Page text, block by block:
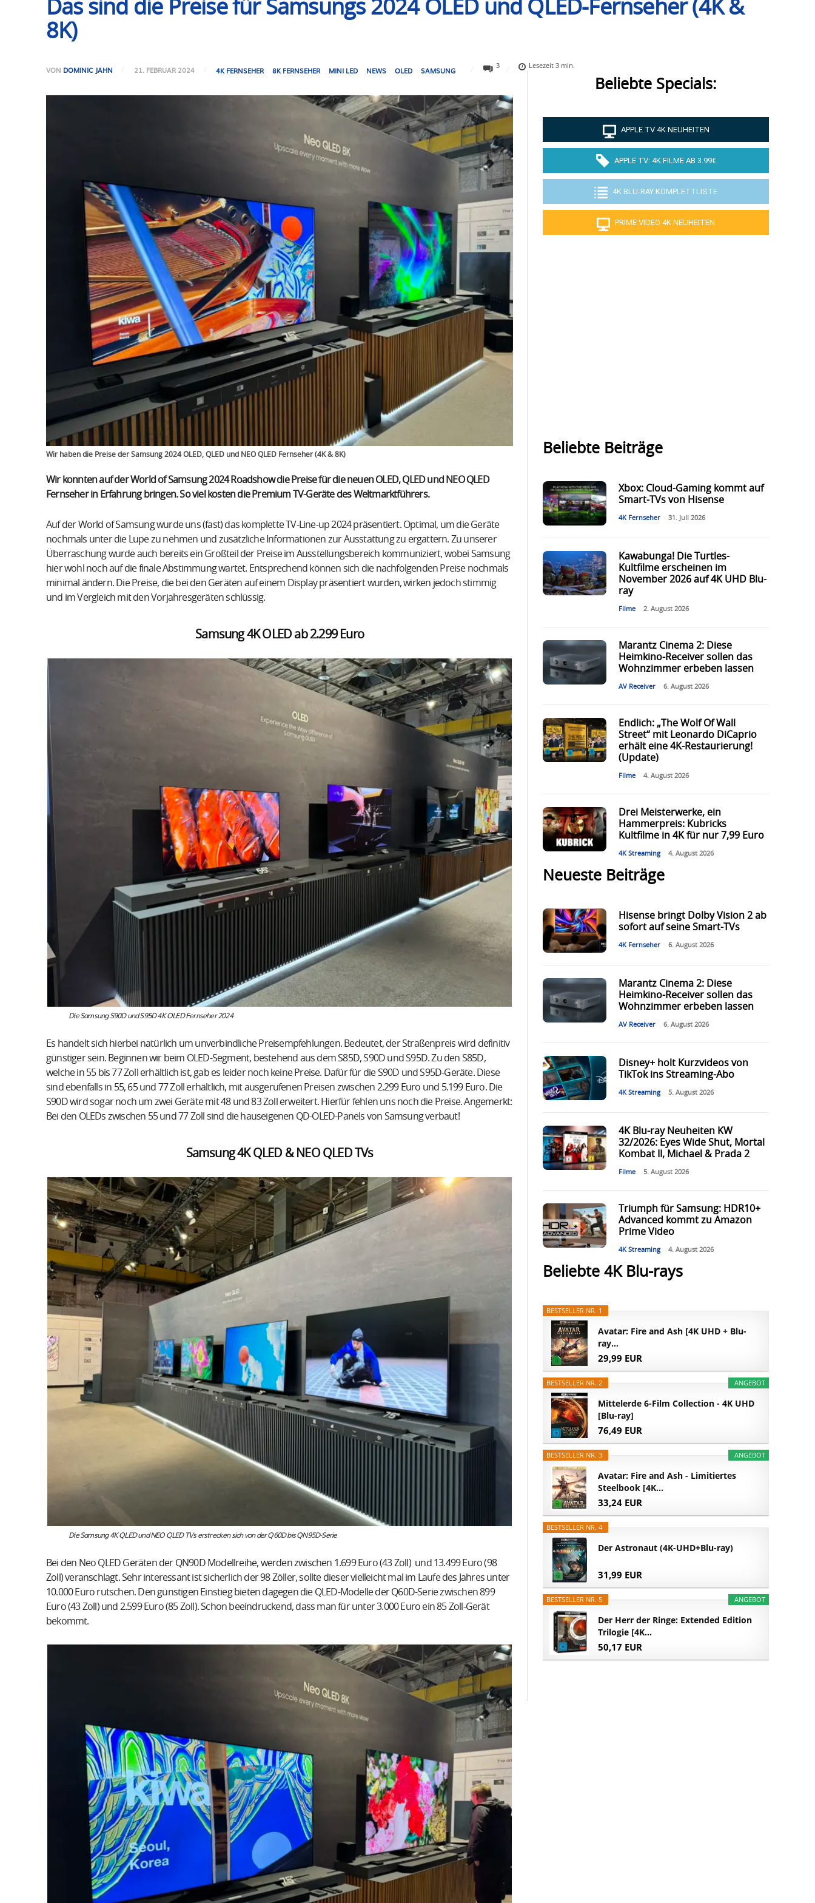
Das sind die Preise für Samsungs 2024 OLED und QLED-Fernseher (4K &
8K)
VON DOMINIC JAHN 21. FEBRUAR 2024 4K FERNSEHER 8K FERNSEHER MINI LED NEWS OLED SAMSUNG
3 Lesezeit3 min.
Wir haben die Preise der Samsung 2024 OLED, QLED und NEO QLED Fernseher (4K & 8K)
Wir konnten auf der World of Samsung 2024 Roadshow die Preise für die neuen OLED, QLED und NEO QLED
Fernseher in Erfahrung bringen. So viel kosten die Premium TV-Geräte des Weltmarktführers.
Auf der World of Samsung wurde uns (fast) das komplette TV-Line-up 2024 präsentiert. Optimal, um die Geräte
nochmals unter die Lupe zu nehmen und zusätzliche Informationen zur Ausstattung zu ergattern. Zu unserer
Überraschung wurde auch bereits ein Großteil der Preise im Ausstellungsbereich kommuniziert, wobei Samsung
hier wohl noch auf die finale Abstimmung wartet. Entsprechend können sich die nachfolgenden Preise nochmals
minimal ändern. Die Preise, die bei den Geräten auf einem Display präsentiert wurden, wirken jedoch stimmig
und im Vergleich mit den Vorjahresgeräten schlüssig.
Samsung 4K OLED ab 2.299 Euro
Die Samsung S90D und S95D 4K OLED Fernseher 2024
Es handelt sich hierbei natürlich um unverbindliche Preisempfehlungen. Bedeutet, der Straßenpreis wird definitiv
günstiger sein. Beginnen wir beim OLED-Segment, bestehend aus dem S85D, S90D und S95D. Zu den S85D,
welche in 55 bis 77 Zoll erhältlich ist, gab es leider noch keine Preise. Dafür für die S90D und S95D-Geräte. Diese
sind ebenfalls in 55, 65 und 77 Zoll erhältlich, mit ausgerufenen Preisen zwischen 2.299 Euro und 5.199 Euro. Die
S90D wird sogar noch um zwei Geräte mit 48 und 83 Zoll erweitert. Hierfür fehlen uns noch die Preise. Angemerkt:
Bei den OLEDs zwischen 55 und 77 Zoll sind die hauseigenen QD-OLED-Panels von Samsung verbaut!
Samsung 4K QLED & NEO QLED TVs
Die Samsung 4K QLED und NEO QLED TVs erstrecken sich von der Q60D bis QN95D-Serie
Bei den Neo QLED Geräten der QN90D Modellreihe, werden zwischen 1.699 Euro (43 Zoll) und 13.499 Euro (98
Zoll) veranschlagt. Sehr interessant ist sicherlich der 98 Zöller, sollte dieser vielleicht mal im Laufe des Jahres unter
10.000 Euro rutschen. Den günstigen Einstieg bieten dagegen die QLED-Modelle der Q60D-Serie zwischen 899
Euro (43 Zoll) und 2.599 Euro (85 Zoll). Schon beeindruckend, dass man für unter 3.000 Euro ein 85 Zoll-Gerät
bekommt.
Beliebte Specials:
APPLE TV 4K NEUHEITEN
APPLE TV: 4K FILME AB 3.99€
4K BLU-RAY KOMPLETTLISTE
PRIME VIDEO 4K NEUHEITEN
Beliebte Beiträge
Xbox: Cloud-Gaming kommt auf
Smart-TVs von Hisense
4K Fernseher 31. Juli 2026
Kawabunga! Die Turtles-
Kultfilme erscheinen im
November 2026 auf 4K UHD Blu-
ray
Filme 2. August 2026
Marantz Cinema 2: Diese
Heimkino-Receiver sollen das
Wohnzimmer erbeben lassen
AV Receiver 6. August 2026
Endlich: „The Wolf Of Wall
Street“ mit Leonardo DiCaprio
erhält eine 4K-Restaurierung!
(Update)
Filme 4. August 2026
Drei Meisterwerke, ein
Hammerpreis: Kubricks
Kultfilme in 4K für nur 7,99 Euro
4K Streaming 4. August 2026
Neueste Beiträge
Hisense bringt Dolby Vision 2 ab
sofort auf seine Smart-TVs
4K Fernseher 6. August 2026
Marantz Cinema 2: Diese
Heimkino-Receiver sollen das
Wohnzimmer erbeben lassen
AV Receiver 6. August 2026
Disney+ holt Kurzvideos von
TikTok ins Streaming-Abo
4K Streaming 5. August 2026
4K Blu-ray Neuheiten KW
32/2026: Eyes Wide Shut, Mortal
Kombat II, Michael & Prada 2
Filme 5. August 2026
Triumph für Samsung: HDR10+
Advanced kommt zu Amazon
Prime Video
4K Streaming 4. August 2026
Beliebte 4K Blu-rays
BESTSELLER NR. 1
Avatar: Fire and Ash [4K UHD + Blu-
ray...
29,99 EUR
ANGEBOT
BESTSELLER NR. 2
Mittelerde 6-Film Collection - 4K UHD
[Blu-ray]
76,49 EUR
ANGEBOT
BESTSELLER NR. 3
Avatar: Fire and Ash - Limitiertes
Steelbook [4K...
33,24 EUR
BESTSELLER NR. 4
Der Astronaut (4K-UHD+Blu-ray)
31,99 EUR
ANGEBOT
BESTSELLER NR. 5
Der Herr der Ringe: Extended Edition
Trilogie [4K...
50,17 EUR